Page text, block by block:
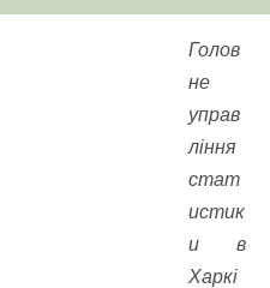
Голов
не
управ
ління
стат
истик
и в
Харкі